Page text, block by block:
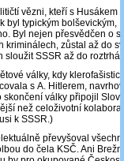
vězni, kteří s Husákem
byl typickým bolševickým,
Byl nejen přesvědčen o
kriminálech, zůstal až do
sloužit SSSR až do
války, kdy
s A. Hitlerem,
skončení války připojil
než celoživotní
k SSSR.)
převyšoval
do čela KSČ. Ani